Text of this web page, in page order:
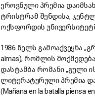
ეროვნული პრემია
ტრისტრამ შენდისა,
ოქსფორდის
1986 წელს გამოაქვეყნა
almas), რომლის
დასტამბა რომანი „გული
ლიტერატურული პრემია
(Mañana en la batalla